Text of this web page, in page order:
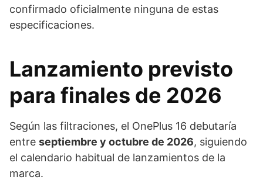
confirmado oficialmente ninguna de estas
especificaciones.
Lanzamiento previsto
para finales de 2026
Según las filtraciones, el OnePlus 16 debutaría
entre septiembre y octubre de 2026, siguiendo
el calendario habitual de lanzamientos de la
marca.